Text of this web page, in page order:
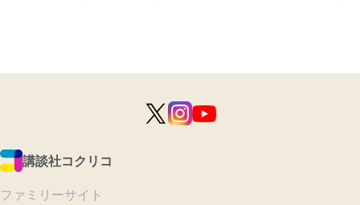
講談社コクリコ
ファミリーサイト